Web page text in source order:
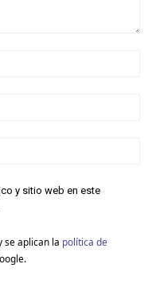
y sitio web en este
se aplican la política de